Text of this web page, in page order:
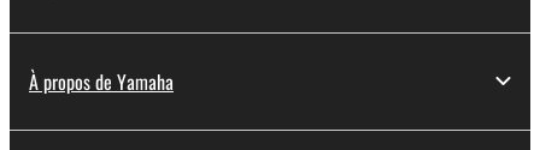
À propos de Yamaha